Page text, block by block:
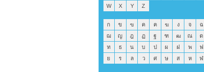
W
X Y Z
ก ข ฃ ค ฅ ฆ ง จ ฉ
ฌ
ญ ฎ ฏ ฐ ฑ ฒ ณ ด
ท
ธ น บ ป ผ ฝ พ ฟ
ย
ร ล ว ศ ษ ส ห ฬ